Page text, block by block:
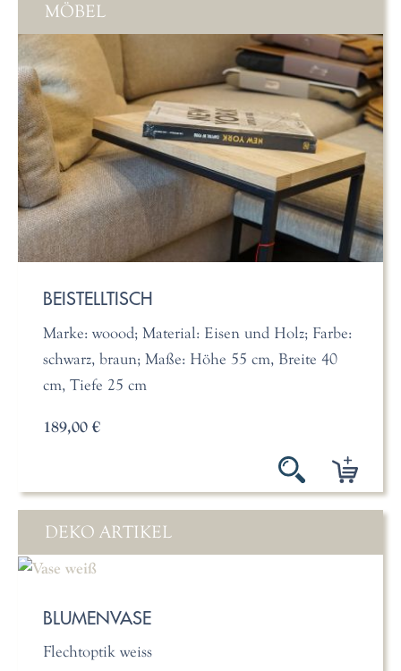
MÖBEL
BEISTELLTISCH
Marke: woood; Material: Eisen und Holz; Farbe:
schwarz, braun; Maße: Höhe 55 cm, Breite 40
cm, Tiefe 25 cm
189,00 €
DEKO ARTIKEL
BLUMENVASE
Flechtoptik weiss